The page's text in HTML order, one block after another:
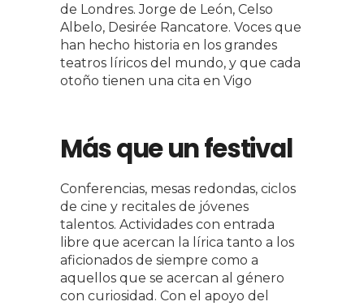
de Londres. Jorge de León, Celso
Albelo, Desirée Rancatore. Voces que
han hecho historia en los grandes
teatros líricos del mundo, y que cada
otoño tienen una cita en Vigo
Más que un festival
Conferencias, mesas redondas, ciclos
de cine y recitales de jóvenes
talentos. Actividades con entrada
libre que acercan la lírica tanto a los
aficionados de siempre como a
aquellos que se acercan al género
con curiosidad. Con el apoyo del